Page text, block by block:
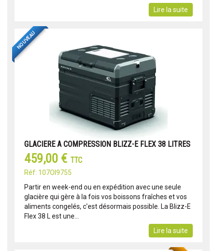
Lire la suite
NOUVEAU
GLACIERE A COMPRESSION BLIZZ-E FLEX 38 LITRES
459,00 € TTC
Réf: 107OI9755
Partir en week-end ou en expédition avec une seule
glacière qui gère à la fois vos boissons fraîches et vos
aliments congelés, c'est désormais possible. La Blizz-E
Flex 38 L est une...
Lire la suite